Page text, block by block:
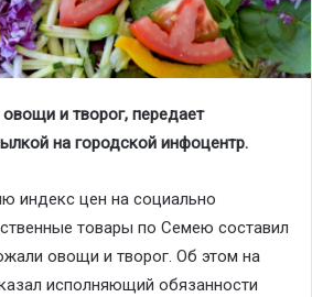
и творог, передает
на городской инфоцентр.
индекс цен на социально
товары по Семею составил
овощи и творог. Об этом на
исполняющий обязанности